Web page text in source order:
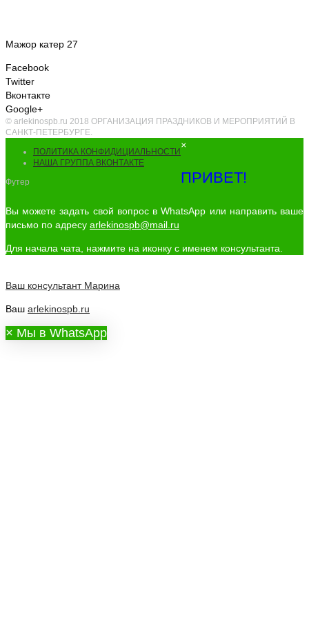
Мажор катер 27
Facebook
Twitter
Вконтакте
Google+
© arlekinospb.ru 2018 ОРГАНИЗАЦИЯ ПРАЗДНИКОВ И МЕРОПРИЯТИЙ В
САНКТ-ПЕТЕРБУРГЕ.
ПОЛИТИКА КОНФИДИЦИАЛЬНОСТИ
НАША ГРУППА ВКОНТАКТЕ
Футер
×
ПРИВЕТ!
Вы можете задать свой вопрос в WhatsApp или направить ваше
письмо по адресу arlekinospb@mail.ru
Для начала чата, нажмите на иконку с именем консультанта.
Ваш консультант Марина
Ваш arlekinospb.ru
× Мы в WhatsApp